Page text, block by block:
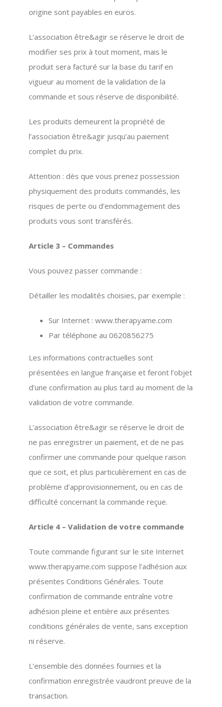
origine sont payables en euros.
L’association être&agir se réserve le droit de
modifier ses prix à tout moment, mais le
produit sera facturé sur la base du tarif en
vigueur au moment de la validation de la
commande et sous réserve de disponibilité.
Les produits demeurent la propriété de
l’association être&agir jusqu’au paiement
complet du prix.
Attention : dès que vous prenez possession
physiquement des produits commandés, les
risques de perte ou d’endommagement des
produits vous sont transférés.
Article 3 – Commandes
Vous pouvez passer commande :
Détailler les modalités choisies, par exemple :
Sur Internet : www.therapyame.com
Par téléphone au 0620856275
Les informations contractuelles sont
présentées en langue française et feront l’objet
d’une confirmation au plus tard au moment de la
validation de votre commande.
L’association être&agir se réserve le droit de
ne pas enregistrer un paiement, et de ne pas
confirmer une commande pour quelque raison
que ce soit, et plus particulièrement en cas de
problème d’approvisionnement, ou en cas de
difficulté concernant la commande reçue.
Article 4 – Validation de votre commande
Toute commande figurant sur le site Internet
www.therapyame.com suppose l’adhésion aux
présentes Conditions Générales. Toute
confirmation de commande entraîne votre
adhésion pleine et entière aux présentes
conditions générales de vente, sans exception
ni réserve.
L’ensemble des données fournies et la
confirmation enregistrée vaudront preuve de la
transaction.